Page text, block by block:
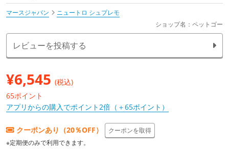
マースジャパン
ニュートロ シュプレモ
ショップ名：ペットゴー
レビューを投稿する
¥6,545 (税込)
65ポイント
アプリからの購入でポイント2倍（＋65ポイント）
クーポンあり（20％OFF）
クーポンを取得
※定期便のみで利用できます。